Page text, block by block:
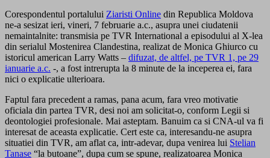
Corespondentul portalului Ziaristi Online din Republica Moldova
ne-a sesizat ieri, vineri, 7 februarie a.c., asupra unei ciudatenii
nemaintalnite: transmisia pe TVR International a episodului al X-lea
din serialul Mostenirea Clandestina, realizat de Monica Ghiurco cu
istoricul american Larry Watts – difuzat, de altfel, pe TVR 1, pe 29
ianuarie a.c. -, a fost intrerupta la 8 minute de la inceperea ei, fara
nici o explicatie ulterioara.
Faptul fara precedent a ramas, pana acum, fara vreo motivatie
oficiala din partea TVR, desi noi am solicitat-o, conform Legii si
deontologiei profesionale. Mai asteptam. Banuim ca si CNA-ul va fi
interesat de aceasta explicatie. Cert este ca, interesandu-ne asupra
situatiei din TVR, am aflat ca, intr-adevar, dupa venirea lui Stelian
Tanase “la butoane”, dupa cum se spune, realizatoarea Monica